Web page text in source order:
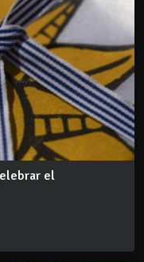
el